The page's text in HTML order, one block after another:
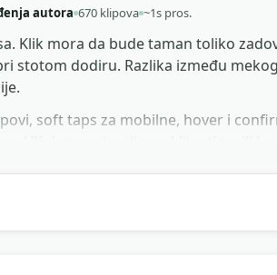
autora 670 klipova ~1s pros.
Klik mora da bude taman toliko
stotom dodiru. Razlika između
soft taps za mobilne, hover i